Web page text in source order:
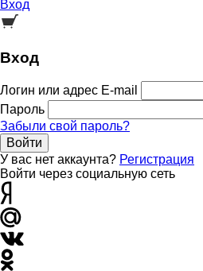
Вход
Вход
Логин или адрес E-mail
Пароль
Забыли свой пароль?
Войти
У вас нет аккаунта? Регистрация
Войти через социальную сеть